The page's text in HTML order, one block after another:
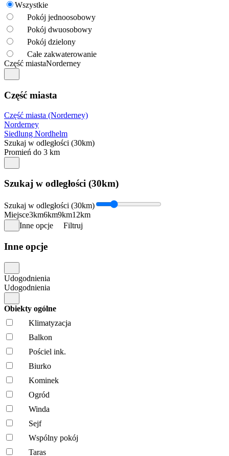
Wszystkie
Pokój jednoosobowy
Pokój dwuosobowy
Pokój dzielony
Całe zakwaterowanie
Część miastaNorderney
Część miasta
Część miasta (Norderney)
Norderney
Siedlung Nordhelm
Szukaj w odległości (30km)
Promień do 3 km
Szukaj w odległości (30km)
Szukaj w odległości (30km)
Miejsce3km6km9km12km
Inne opcje
Filtruj
Inne opcje
Udogodnienia
Udogodnienia
Obiekty ogólne
Klimatyzacja
Balkon
Pościel ink.
Biurko
Kominek
Ogród
Winda
Sejf
Wspólny pokój
Taras